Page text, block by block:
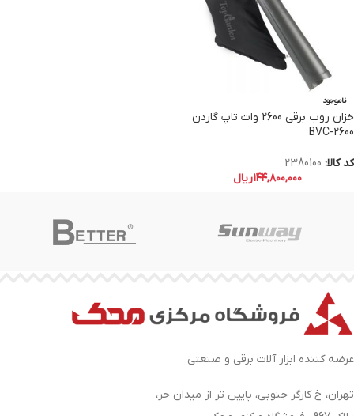
ناموجود
خزان روب برقی 2600 وات تاپ گاردن
BVC-2600
کد کالا: 2380100
۱۴۴,۸۰۰,۰۰۰ریال
عرضه کننده ابزار آلات برقی و صنعتی
تهران، خ کارگر جنوبی، پایین تر از میدان حر،